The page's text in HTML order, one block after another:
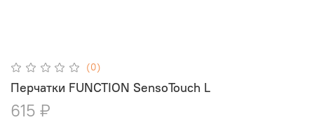
(0)
Перчатки FUNCTION SensoTouch L
615 ₽